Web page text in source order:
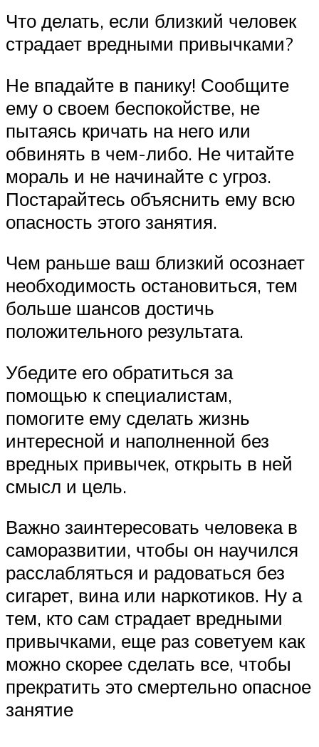
Что делать, если близкий человек
страдает вредными привычками?
Не впадайте в панику! Сообщите
ему о своем беспокойстве, не
пытаясь кричать на него или
обвинять в чем-либо. Не читайте
мораль и не начинайте с угроз.
Постарайтесь объяснить ему всю
опасность этого занятия.
Чем раньше ваш близкий осознает
необходимость остановиться, тем
больше шансов достичь
положительного результата.
Убедите его обратиться за
помощью к специалистам,
помогите ему сделать жизнь
интересной и наполненной без
вредных привычек, открыть в ней
смысл и цель.
Важно заинтересовать человека в
саморазвитии, чтобы он научился
расслабляться и радоваться без
сигарет, вина или наркотиков. Ну а
тем, кто сам страдает вредными
привычками, еще раз советуем как
можно скорее сделать все, чтобы
прекратить это смертельно опасное
занятие